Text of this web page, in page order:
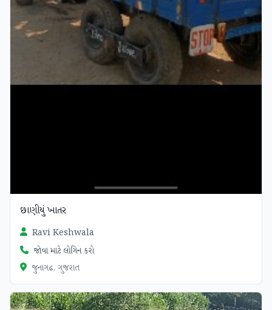
છાણીયું ખાતર
Ravi Keshwala
જોવા માટે લોગિન કરો
જુનાગઢ, ગુજરાત